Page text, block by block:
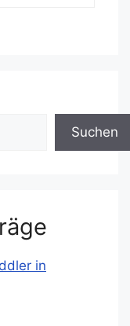
Suchen
in